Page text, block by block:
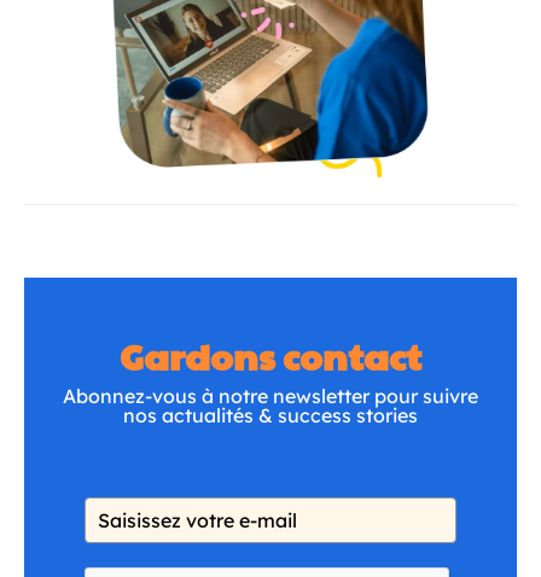
Gardons contact
Abonnez-vous à notre newsletter pour suivre
nos actualités & success stories